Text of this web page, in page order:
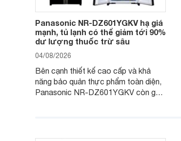
Panasonic NR-DZ601YGKV hạ giá
mạnh, tủ lạnh có thể giảm tới 90%
dư lượng thuốc trừ sâu
04/08/2026
Bên cạnh thiết kế cao cấp và khả
năng bảo quản thực phẩm toàn diện,
Panasonic NR-DZ601YGKV còn gây